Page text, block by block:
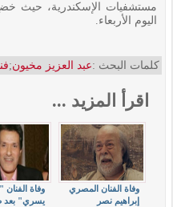
مستشفيات الإسكندرية، حيث
اليوم الأربعاء.
كلمات البحث :عبد العزيز مخيون;
اقرأ المزيد ...
وفاة الفنان
يسري" بعد
وفاة الفنان المصري
إبراهيم نصر